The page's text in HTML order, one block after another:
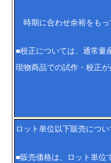
時期に合わせ余裕をもっ
■校正については、通常量
現物商品での試作・校正が
ロット単位以下販売につい
■販売価格は、ロット単位